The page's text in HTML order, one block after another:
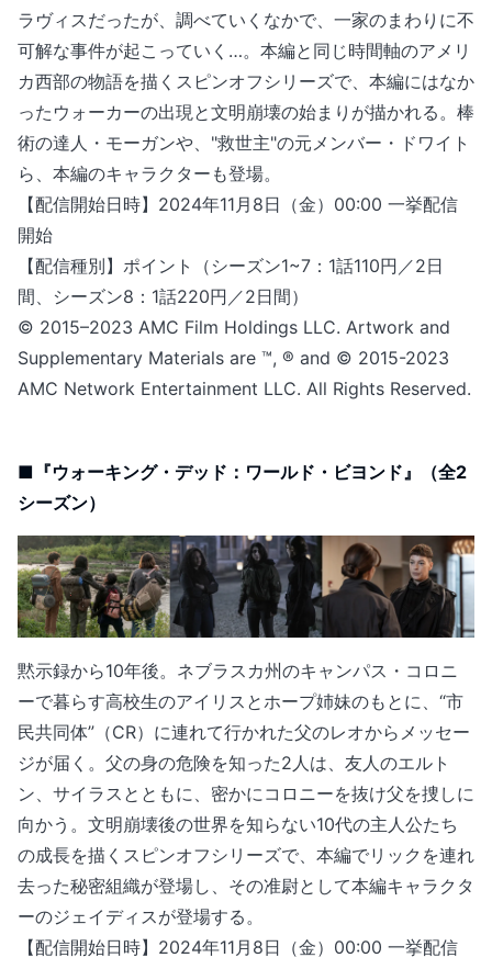
ラヴィスだったが、調べていくなかで、一家のまわりに不
可解な事件が起こっていく…。本編と同じ時間軸のアメリ
カ西部の物語を描くスピンオフシリーズで、本編にはなか
ったウォーカーの出現と文明崩壊の始まりが描かれる。棒
術の達人・モーガンや、"救世主"の元メンバー・ドワイト
ら、本編のキャラクターも登場。
【配信開始日時】2024年11月8日（金）00:00 一挙配信
開始
【配信種別】ポイント（シーズン1~7：1話110円／2日
間、シーズン8：1話220円／2日間）
© 2015–2023 AMC Film Holdings LLC. Artwork and
Supplementary Materials are ™, ® and © 2015-2023
AMC Network Entertainment LLC. All Rights Reserved.
■『ウォーキング・デッド：ワールド・ビヨンド』（全2
シーズン）
黙示録から10年後。ネブラスカ州のキャンパス・コロニ
ーで暮らす高校生のアイリスとホープ姉妹のもとに、“市
民共同体”（CR）に連れて行かれた父のレオからメッセー
ジが届く。父の身の危険を知った2人は、友人のエルト
ン、サイラスとともに、密かにコロニーを抜け父を捜しに
向かう。文明崩壊後の世界を知らない10代の主人公たち
の成長を描くスピンオフシリーズで、本編でリックを連れ
去った秘密組織が登場し、その准尉として本編キャラクタ
ーのジェイディスが登場する。
【配信開始日時】2024年11月8日（金）00:00 一挙配信